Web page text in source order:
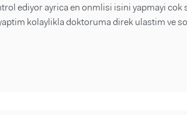
ediyor ayrica en onmlisi isini yapmayi
kolaylikla doktoruma direk ulastim ve